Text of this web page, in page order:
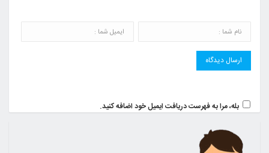
بله، مرا به فهرست دریافت ایمیل خود اضافه کنید.